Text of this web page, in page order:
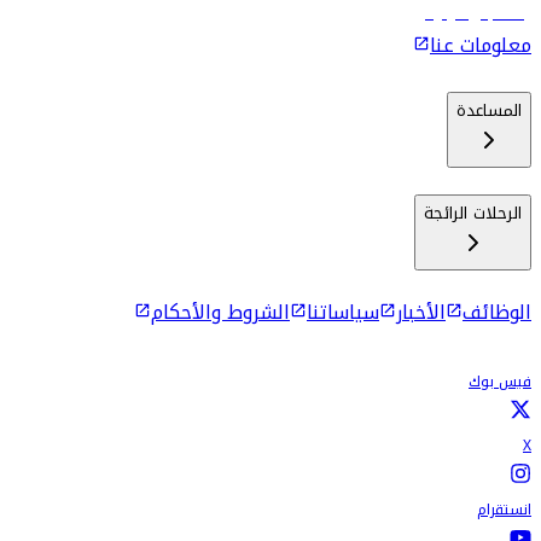
رحلات إلى كولومبو
معلومات عنا
المساعدة
الرحلات الرائجة
الوظائف الأخبار سياساتنا الشروط والأحكام
فيس بوك
X
انستقرام